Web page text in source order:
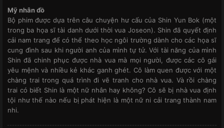
Mỹ nhân đồ
Bộ phim được dựa trên câu chuyện hư cấu của Shin Yun Bok (một
trong ba họa sĩ tài danh dưới thời vua Joseon). Shin đã quyết định
cải nam trang để có thể theo học ngôi trường dành cho các họa sĩ
cung đình sau khi người anh của mình tự tử. Với tài năng của mình
Shin đã chinh phục được nhà vua mà mọi người, được các cô gái
yêu mệnh và nhiều kẻ khác ganh ghét. Cô làm quen được với một
chàng trai trong quá trình đi vẽ tranh cho nhà vua. Và rồi chàng
trai có biết Shin là một nữ nhân hay không? Cô sẽ bị nhà vua định
tội như thế nào nếu bị phát hiện là một nữ ni cải trang thành nam
nhi.